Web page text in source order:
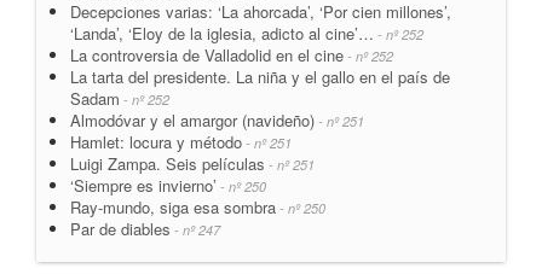
Decepciones varias: ‘La ahorcada’, ‘Por cien millones’,
‘Landa’, ‘Eloy de la iglesia, adicto al cine’… - nº 252
La controversia de Valladolid en el cine - nº 252
La tarta del presidente. La niña y el gallo en el país de
Sadam - nº 252
Almodóvar y el amargor (navideño) - nº 251
Hamlet: locura y método - nº 251
Luigi Zampa. Seis películas - nº 251
‘Siempre es invierno’ - nº 250
Ray-mundo, siga esa sombra - nº 250
Par de diables - nº 247